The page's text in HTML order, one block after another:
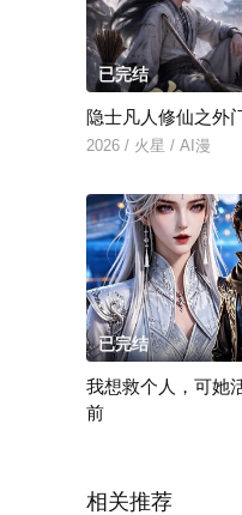
已完结
隐士凡人修仙之外
2026 / 火星 / AI漫
已完结
我想救个人，可她
前
相关推荐